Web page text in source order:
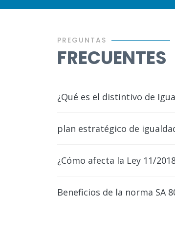
PREGUNTAS
FRECUENTES
¿Qué es el distintivo de
plan estratégico de
¿Cómo afecta la Ley 11/
Beneficios de la norma SA